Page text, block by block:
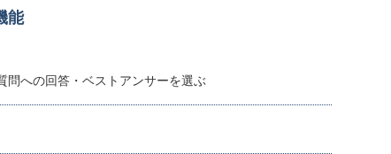
能
問への回答・ベストアンサーを選ぶ